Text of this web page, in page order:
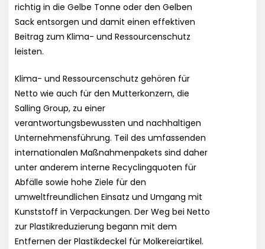
richtig in die Gelbe Tonne oder den Gelben
Sack entsorgen und damit einen effektiven
Beitrag zum Klima- und Ressourcenschutz
leisten.
Klima- und Ressourcenschutz gehören für
Netto wie auch für den Mutterkonzern, die
Salling Group, zu einer
verantwortungsbewussten und nachhaltigen
Unternehmensführung. Teil des umfassenden
internationalen Maßnahmenpakets sind daher
unter anderem interne Recyclingquoten für
Abfälle sowie hohe Ziele für den
umweltfreundlichen Einsatz und Umgang mit
Kunststoff in Verpackungen. Der Weg bei Netto
zur Plastikreduzierung begann mit dem
Entfernen der Plastikdeckel für Molkereiartikel.